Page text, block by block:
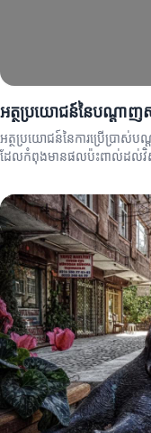
អត្ថប្រយោជន៍នៃបណ្តាញសង្
អត្ថប្រយោជន៍នៃការប្រើប្រាស់ប
ដែលកំពុងមានផលប៉ះពាល់ដល់វិ